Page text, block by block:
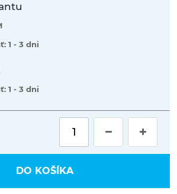
1 - 3 dni
1 - 3 dni
DO KOŠÍKA